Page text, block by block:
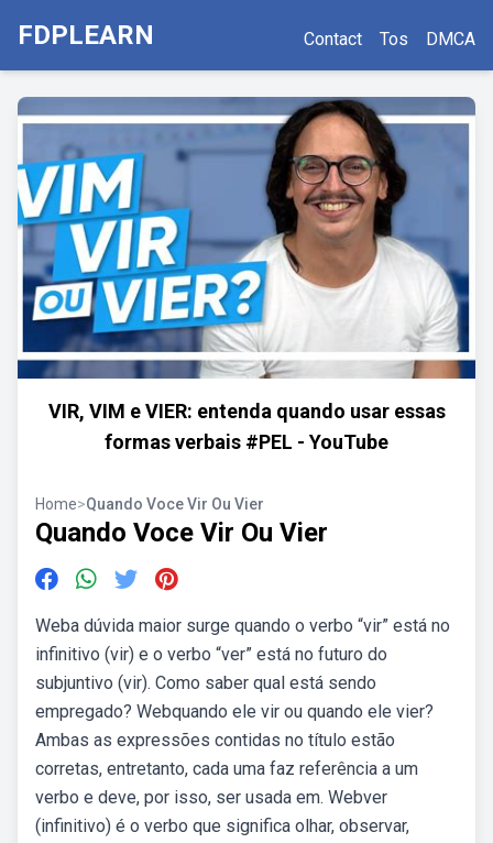
FDPLEARN Contact Tos DMCA
VIR, VIM e VIER: entenda quando usar essas
formas verbais #PEL - YouTube
Home>Quando Voce Vir Ou Vier
Quando Voce Vir Ou Vier
Weba dúvida maior surge quando o verbo “vir” está no
infinitivo (vir) e o verbo “ver” está no futuro do
subjuntivo (vir). Como saber qual está sendo
empregado? Webquando ele vir ou quando ele vier?
Ambas as expressões contidas no título estão
corretas, entretanto, cada uma faz referência a um
verbo e deve, por isso, ser usada em. Webver
(infinitivo) é o verbo que significa olhar, observar,